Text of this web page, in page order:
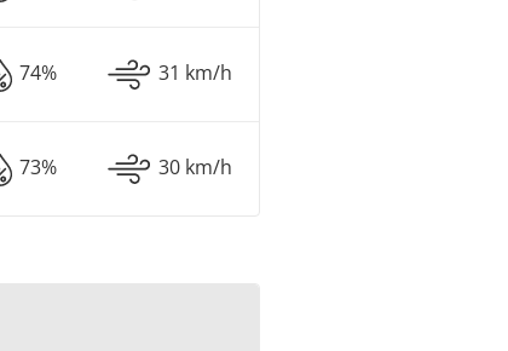
74% 31 km/h
73% 30 km/h